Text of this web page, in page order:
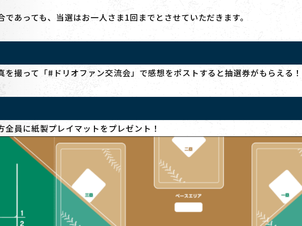
あっても、当選はお一人さま1回までとさせていただきます。
を撮って「#ドリオファン交流会」で感想をポストすると抽選券がもらえる！
員に紙製プレイマットをプレゼント！